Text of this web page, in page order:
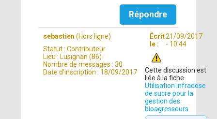
Répondre
sebastien (Hors ligne)
Statut : Contributeur
Lieu : Lusignan (86)
Nombre de messages : 30
Date d'inscription : 18/09/2017
Écrit
le :
21/09/2017
- 10:44
Cette discussion est
liée à la fiche
Utilisation infradose
de sucre pour la
gestion des
bioagresseurs